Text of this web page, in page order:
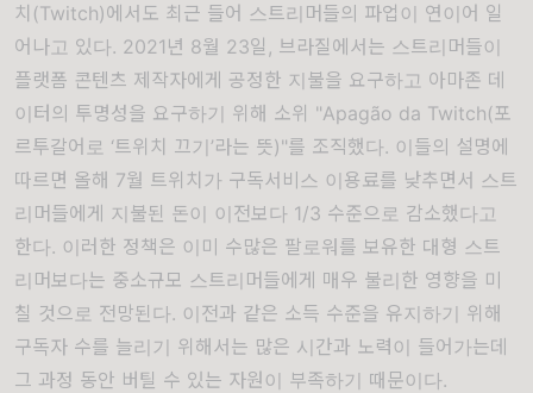
치 (Twitch)에서도 최근 들어 스트리머들의 파업이 연이어 일
어나고 있다. 2021 년 8월 23일 , 브라질에서는 스트리머들이
플랫폼 콘텐츠 제작자에게 공정한 지불을 요구하고 아마존 데
이터의 투명성을 요구하기 위해 소위 "Apagão da Twitch(포
르투갈어로 ‘트위치 끄기’라는 뜻)"를 조직했다. 이들의 설명에
따르면 올해 7월 트위치가 구독서비스 이용료를 낮추면서 스트
리머들에게 지불된 돈이 이전보다 1/3 수준으로 감소했다고
한다. 이러한 정책은 이미 수많은 팔로워를 보유한 대형 스트
리머보다는 중소규모 스트리머들에게 매우 불리한 영향을 미
칠 것으로 전망된다. 이전과 같은 소득 수준을 유지하기 위해
구독자 수를 늘리기 위해서는 많은 시간과 노력이 들어가는데
그 과정 동안 버틸 수 있는 자원이 부족하기 때문이다.